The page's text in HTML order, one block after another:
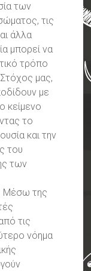
των
τις
άλλα
μπορεί να
τρόπο
μας,
με
κείμενο
το
και την
του
των
Μέσω της
τις
νόημα